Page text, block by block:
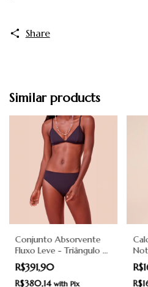
Share
Similar products
Conjunto Absorvente
Fluxo Leve - Triângulo -
Preto - Pantys
R$391,90
R$380,14with Pix
e